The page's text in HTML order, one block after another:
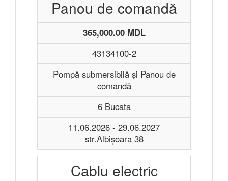
Panou de comandă
365,000.00 MDL
43134100-2
Pompă submersibilă și Panou de
comandă
6 Bucata
11.06.2026 - 29.06.2027
str.Albişoara 38
Cablu electric